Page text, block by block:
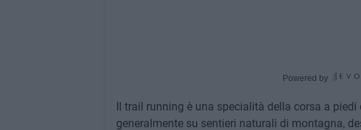
Powered by
Il trail running è una specialità della corsa a
generalmente su sentieri naturali di montagna,